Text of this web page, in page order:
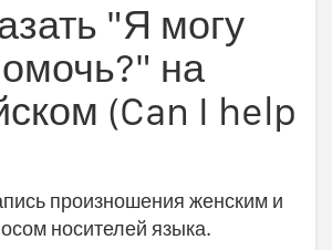
"Я могу
на
(Can I help
произношения женским и
носителей языка.